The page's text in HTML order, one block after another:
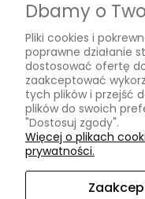
Polityka prywatności
O nas
Kontakt i dane firmy
O firmie
Opinie Trustmate
Dbamy o
Pliki cookies i
poprawne działanie
dostosować ofertę
zaakceptować
tych plików i przejść
plików do swoich
"Dostosuj zgody".
Więcej o plikach
prywatności.